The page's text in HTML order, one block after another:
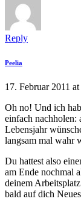
Reply
Peelia
17. Februar 2011
Oh no! Und ich
einfach nachholen:
Lebensjahr
langsam mal wahr
Du hattest also
am Ende nochmal
deinem
bald auf dich